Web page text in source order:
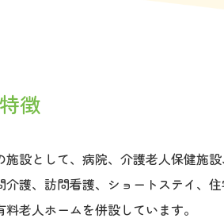
徴
施設として、病院、介護老人保健施
介護、訪問看護、ショートステイ、
老人ホームを併設しています。